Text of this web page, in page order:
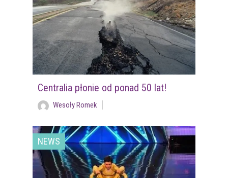
Centralia płonie od ponad 50 lat!
Wesoły Romek
NEWS